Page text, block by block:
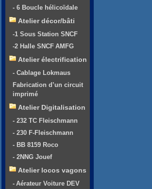
- 6 Boucle hélicoïdale
Atelier décor/bâti
-1 Sous Station SNCF
-2 Halle SNCF AMFG
Atelier électrification
- Cablage Lokmaus
Fabrication d’un circuit
imprimé
Atelier Digitalisation
- 232 TC Fleischmann
- 230 F-Fleischmann
- BB 8159 Roco
- 2NNG Jouef
Atelier locos vagons
- Aérateur Voiture DEV